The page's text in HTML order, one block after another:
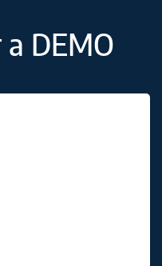
DEMO